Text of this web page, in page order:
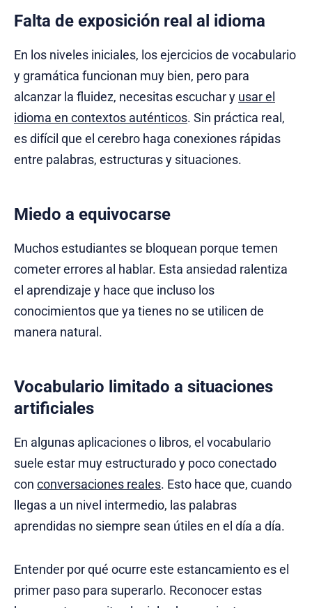
Falta de exposición real al idioma
En los niveles iniciales, los ejercicios de vocabulario
y gramática funcionan muy bien, pero para
alcanzar la fluidez, necesitas escuchar y usar el
idioma en contextos auténticos. Sin práctica real,
es difícil que el cerebro haga conexiones rápidas
entre palabras, estructuras y situaciones.
Miedo a equivocarse
Muchos estudiantes se bloquean porque temen
cometer errores al hablar. Esta ansiedad ralentiza
el aprendizaje y hace que incluso los
conocimientos que ya tienes no se utilicen de
manera natural.
Vocabulario limitado a situaciones
artificiales
En algunas aplicaciones o libros, el vocabulario
suele estar muy estructurado y poco conectado
con conversaciones reales. Esto hace que, cuando
llegas a un nivel intermedio, las palabras
aprendidas no siempre sean útiles en el día a día.
Entender por qué ocurre este estancamiento es el
primer paso para superarlo. Reconocer estas